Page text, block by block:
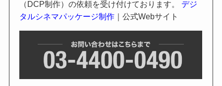
（DCP制作）の依頼を受け付けております。 デジ
タルシネマパッケージ制作 ｜公式Webサイト